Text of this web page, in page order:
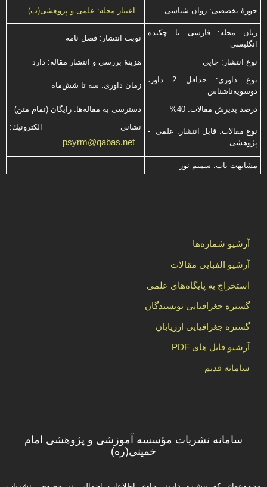
حوزۀ تخصصی: روان شناسی اعتبار مجله: علمی و پژوهشی(ب)
زبان مجله: فارسی با چكیده
انگلیسی
نوبت انتشار: فصل نامه
نوع انتشار: چاپی
هزینۀ بررسی و انتشار مقاله: دارد
نوع داوری: حداقل 2 داور،
دوسویه‌ناشناس
زمان داوری: سه تا شش‌ماه
درصد پذیرش مقالات: 40% دسترسی به مقاله‌ها: رایگان (تمام متن)
نوع مقالات: قابل انتشار: علمی -
پژوهشی
نشانی الكترونیك:
psyrm@qabas.net
مشابهت ياب: سميم نور
آرشیو شماره‌ها
آرشیو الفبایی مقالات
استخراج به پایگاه‌های علمی
گستره جغرافیایی نویسندگان
گستره جغرافیایی ارزیابان
آرشیو فایل های PDF
سامانه قدیم
سامانه نشریات مؤسسه آموزشی و پژوهشی امام
خمینی(ره)